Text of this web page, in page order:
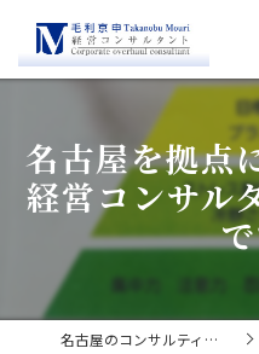
名古屋を拠点
経営コンサル
名古屋のコンサルティングなら経営コンサルタント毛利京申